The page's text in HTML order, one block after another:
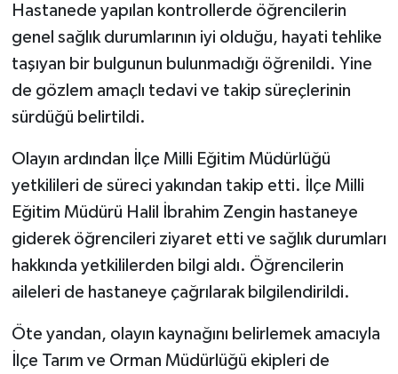
Hastanede yapılan kontrollerde öğrencilerin
genel sağlık durumlarının iyi olduğu, hayati tehlike
taşıyan bir bulgunun bulunmadığı öğrenildi. Yine
de gözlem amaçlı tedavi ve takip süreçlerinin
sürdüğü belirtildi.
Olayın ardından İlçe Milli Eğitim Müdürlüğü
yetkilileri de süreci yakından takip etti. İlçe Milli
Eğitim Müdürü Halil İbrahim Zengin hastaneye
giderek öğrencileri ziyaret etti ve sağlık durumları
hakkında yetkililerden bilgi aldı. Öğrencilerin
aileleri de hastaneye çağrılarak bilgilendirildi.
Öte yandan, olayın kaynağını belirlemek amacıyla
İlçe Tarım ve Orman Müdürlüğü ekipleri de